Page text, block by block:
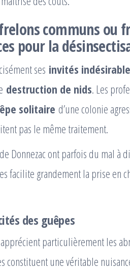
communs ou
pour la
ses invités
destruction de nids. Les
solitaire d’une colonie
pas le même traitement.
Donnezac ont parfois du mal à
facilite grandement la prise en
des guêpes
apprécient particulièrement les
constituent une véritable